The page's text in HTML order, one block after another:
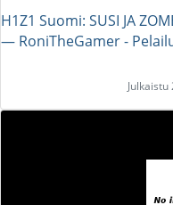
H1Z1 Suomi: SUSI JA
― RoniTheGamer -